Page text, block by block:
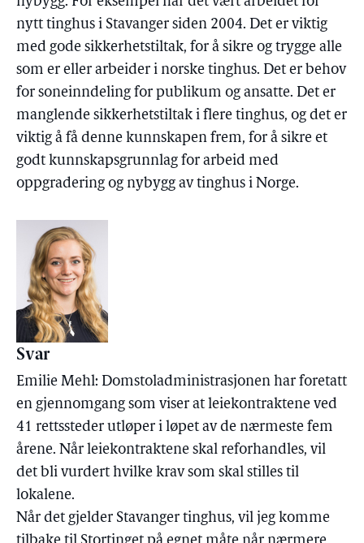
nytt tinghus i Stavanger siden 2004. Det er viktig
med gode sikkerhetstiltak, for å sikre og trygge alle
som er eller arbeider i norske tinghus. Det er behov
for soneinndeling for publikum og ansatte. Det er
manglende sikkerhetstiltak i flere tinghus, og det er
viktig å få denne kunnskapen frem, for å sikre et
godt kunnskapsgrunnlag for arbeid med
oppgradering og nybygg av tinghus i Norge.
Svar
Emilie Mehl: Domstoladministrasjonen har foretatt
en gjennomgang som viser at leiekontraktene ved
41 rettssteder utløper i løpet av de nærmeste fem
årene. Når leiekontraktene skal reforhandles, vil
det bli vurdert hvilke krav som skal stilles til
lokalene.
Når det gjelder Stavanger tinghus, vil jeg komme